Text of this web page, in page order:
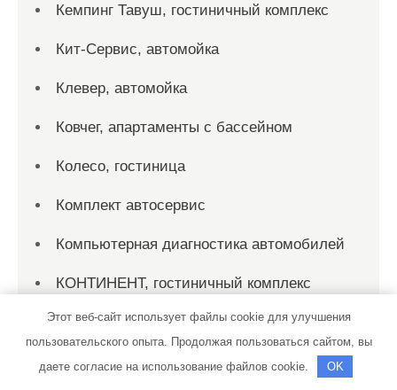
Кемпинг Тавуш, гостиничный комплекс
Кит-Сервис, автомойка
Клевер, автомойка
Ковчег, апартаменты с бассейном
Колесо, гостиница
Комплект автосервис
Компьютерная диагностика автомобилей
КОНТИНЕНТ, гостиничный комплекс
КОНТИНЕНТ, гостиничный комплекс
Кристалл, баня
Этот веб-сайт использует файлы cookie для улучшения
пользовательского опыта. Продолжая пользоваться сайтом, вы
даете согласие на использование файлов cookie.
OK